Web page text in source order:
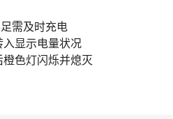
需及时充电
显示电量状况
色灯闪烁并熄灭